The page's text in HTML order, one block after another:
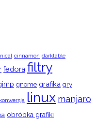
cinnamon darktable
fedora filtry
gnome grafika gry
konwersja linux manjaro
obróbka grafiki